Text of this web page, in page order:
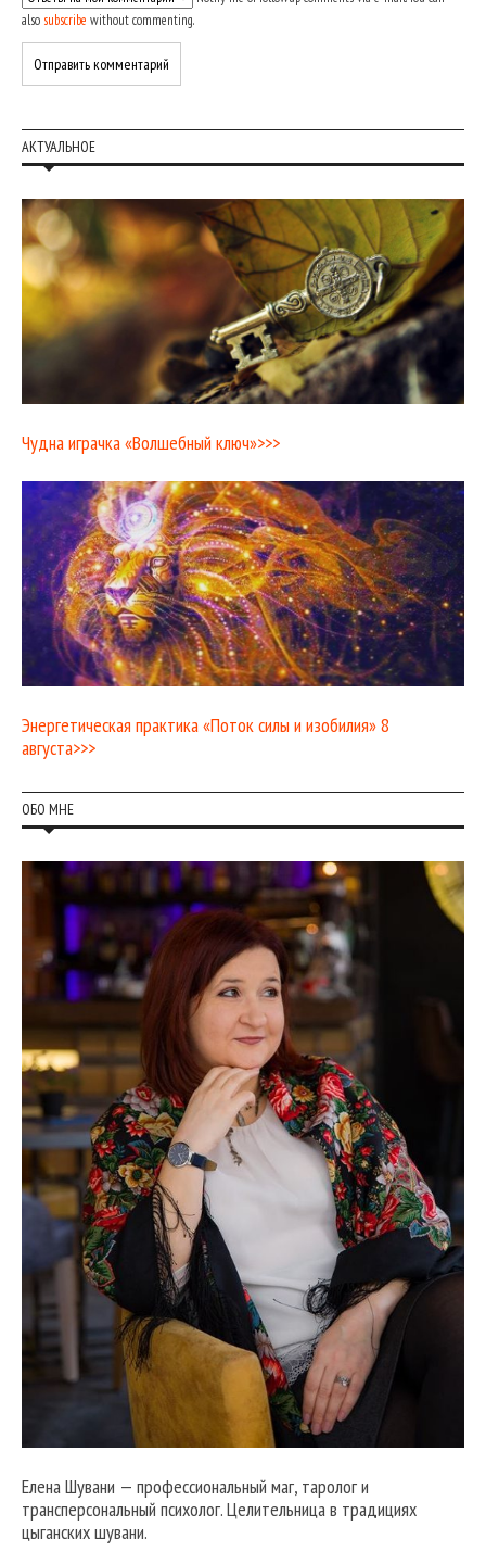
also subscribe without commenting.
АКТУАЛЬНОЕ
Чудна играчка «Волшебный ключ»>>>
Энергетическая практика «Поток силы и изобилия» 8
августа>>>
ОБО МНЕ
Елена Шувани — профессиональный маг, таролог и
трансперсональный психолог. Целительница в традициях
цыганских шувани.